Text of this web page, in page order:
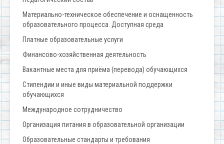
Материально-техническое обеспечение и оснащенность
образовательного процесса. Доступная среда
Платные образовательные услуги
Финансово-хозяйственная деятельность
Вакантные места для приёма (перевода) обучающихся
Стипендии и иные виды материальной поддержки
обучающихся
Международное сотрудничество
Организация питания в образовательной организации
Образовательные стандарты и требования